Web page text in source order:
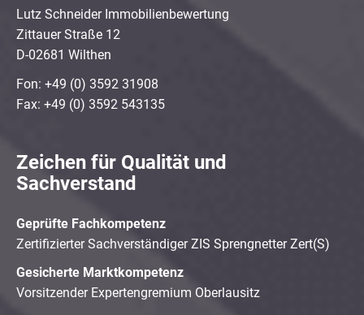
Lutz Schneider Immobilienbewertung
Zittauer Straße 12
D-02681 Wilthen
Fon: +49 (0) 3592 31908
Fax: +49 (0) 3592 543135
Zeichen für Qualität und
Sachverstand
Geprüfte Fachkompetenz
Zertifizierter Sachverständiger ZIS Sprengnetter Zert(S)
Gesicherte Marktkompetenz
Vorsitzender Expertengremium Oberlausitz